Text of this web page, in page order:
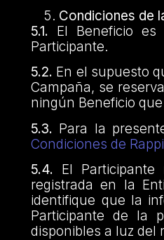
Condiciones de
5.1. El Beneficio
Participante.
5.2. En el supuesto
Campaña, se
ningún Beneficio
5.3. Para la
Condiciones de
5.4. El
registrada en la
identifique que la
Participante de la
disponibles a luz del